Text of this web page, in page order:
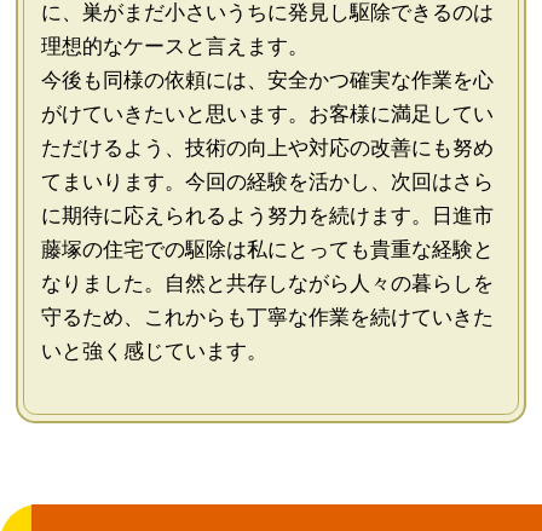
に、巣がまだ小さいうちに発見し駆除できるのは
理想的なケースと言えます。
今後も同様の依頼には、安全かつ確実な作業を心
がけていきたいと思います。お客様に満足してい
ただけるよう、技術の向上や対応の改善にも努め
てまいります。今回の経験を活かし、次回はさら
に期待に応えられるよう努力を続けます。日進市
藤塚の住宅での駆除は私にとっても貴重な経験と
なりました。自然と共存しながら人々の暮らしを
守るため、これからも丁寧な作業を続けていきた
いと強く感じています。